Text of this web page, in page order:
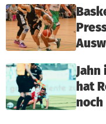
Jahn
hat